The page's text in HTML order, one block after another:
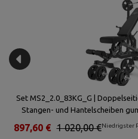
Set MS2_2.0_83KG_G |
Stangen- und Hantelscheiben
Niedrigster
1 020,00 €
897,60 €